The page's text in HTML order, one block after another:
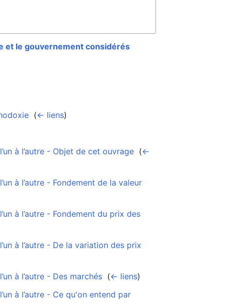
et le gouvernement considérés
(← liens)
à l’autre - Objet de cet ouvrage (←
à l’autre - Fondement de la valeur
à l’autre - Fondement du prix des
à l’autre - De la variation des prix
à l’autre - Des marchés (← liens)
à l’autre - Ce qu'on entend par